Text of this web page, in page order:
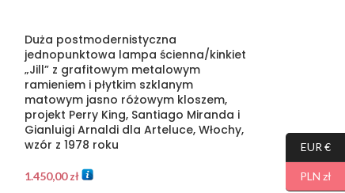
Duża postmodernistyczna
jednopunktowa lampa ścienna/kinkiet
„Jill” z grafitowym metalowym
ramieniem i płytkim szklanym
matowym jasno różowym kloszem,
projekt Perry King, Santiago Miranda i
Gianluigi Arnaldi dla Arteluce, Włochy,
wzór z 1978 roku
1.450,00zł
EUR €
PLN zł